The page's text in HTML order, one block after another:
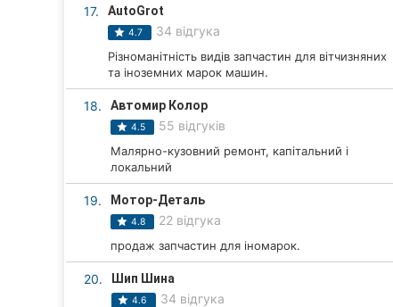
17. AutoGrot
4.7 34 відгука
Різноманітність видів запчастин для вітчизняних
та іноземних марок машин.
18. Автомир Колор
4.5 55 відгуків
Малярно-кузовний ремонт, капітальний і
локальний
19. Мотор-Деталь
4.8 22 відгука
продаж запчастин для іномарок.
20. Шип Шина
4.6 34 відгука